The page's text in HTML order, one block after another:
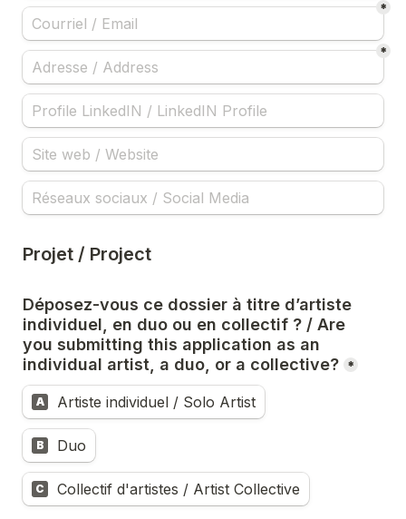
*
*
Projet / Project
Déposez-vous ce dossier à titre d’artiste
individuel, en duo ou en collectif ? / Are
you submitting this application as an
individual artist, a duo, or a collective? *
A Artiste individuel / Solo Artist
B Duo
C Collectif d'artistes / Artist Collective